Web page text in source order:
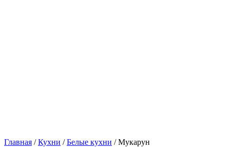
Главная /Кухни /Белые кухни / Мукарун